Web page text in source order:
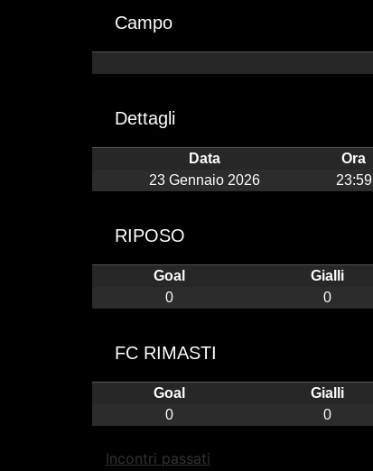
Campo
Dettagli
Data Ora
23 Gennaio 2026
23:59
RIPOSO
Goal Gialli
0
0
FC RIMASTI
Goal Gialli
0
0
Incontri passati